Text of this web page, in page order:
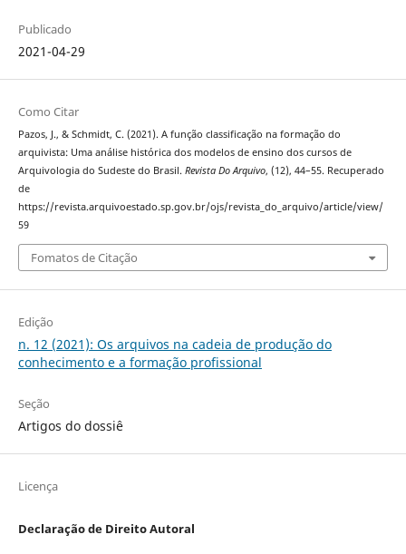
Publicado
2021-04-29
Como Citar
Pazos, J., & Schmidt, C. (2021). A função classificação na formação do
arquivista: Uma análise histórica dos modelos de ensino dos cursos de
Arquivologia do Sudeste do Brasil. Revista Do Arquivo, (12), 44–55. Recuperado
de
https://revista.arquivoestado.sp.gov.br/ojs/revista_do_arquivo/article/view/
59
Fomatos de Citação
Edição
n. 12 (2021): Os arquivos na cadeia de produção do
conhecimento e a formação profissional
Seção
Artigos do dossiê
Licença
Declaração de Direito Autoral